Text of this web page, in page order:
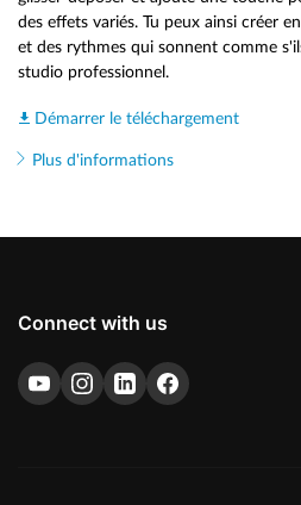
des effets variés. Tu peux ainsi créer
et des rythmes qui sonnent comme
studio professionnel.
Démarrer le téléchargement
Plus d'informations
Connect with us